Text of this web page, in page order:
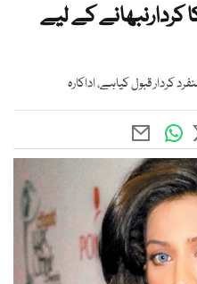
کے لیے
کردار قبول کیاہے، اداکارہ